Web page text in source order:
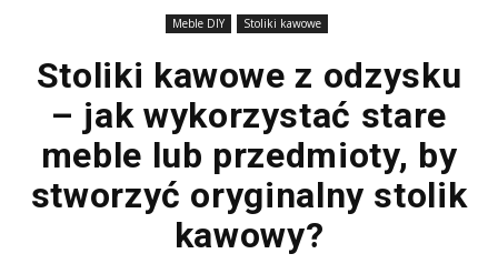
Meble DIY Stoliki kawowe
Stoliki kawowe z odzysku
– jak wykorzystać stare
meble lub przedmioty, by
stworzyć oryginalny stolik
kawowy?